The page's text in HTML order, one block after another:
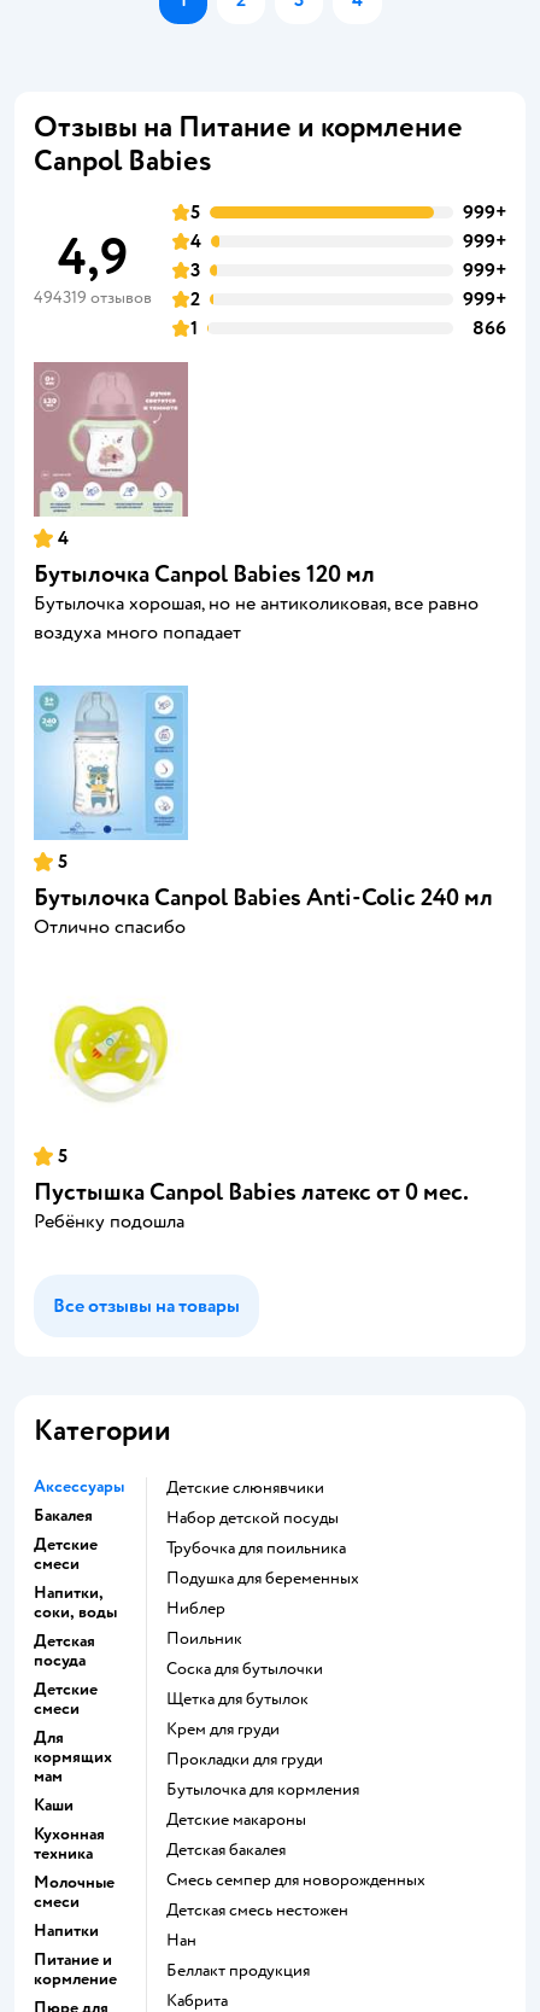
Отзывы на Питание и кормление
Canpol Babies
4,9
494319 отзывов
5
999+
4
999+
3
999+
2
999+
1
866
4
Бутылочка Canpol Babies 120 мл
Бутылочка хорошая, но не антиколиковая, все равно
воздуха много попадает
5
Бутылочка Canpol Babies Anti-Colic 240 мл
Отлично спасибо
5
Пустышка Canpol Babies латекс от 0 мес.
Ребёнку подошла
Все отзывы на товары
Категории
Аксессуары
Бакалея
Детские
смеси
Напитки,
соки, воды
Детская
посуда
Детские
смеси
Для
кормящих
мам
Каши
Кухонная
техника
Молочные
смеси
Напитки
Питание и
кормление
Пюре для
Детские слюнявчики
набор детской посуды
трубочка для поильника
подушка для беременных
ниблер
поильник
соска для бутылочки
щетка для бутылок
крем для груди
прокладки для груди
бутылочка для кормления
детские макароны
детская бакалея
смесь семпер для новорожденных
детская смесь нестожен
нан
беллакт продукция
кабрита